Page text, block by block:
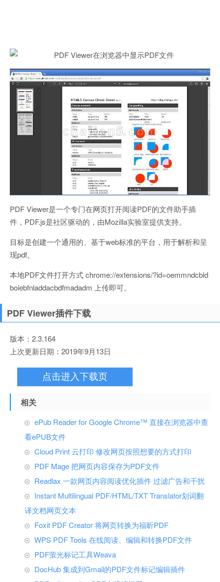
PDF Viewer是一个专门在网页打开阅读PDF的文件助手插
件，PDF.js是社区驱动的，由Mozilla实验室提供支持。
目标是创建一个通用的、基于web标准的平台，用于解析和呈
现pdf。
本地PDF文件打开方式 chrome://extensions/?id=oemmndcbld
boiebfnladdacbdfmadadm 上传即可。
PDF Viewer插件下载
版本：2.3.164
上次更新日期：2019年9月13日
点击进入下载页
相关
ePub Reader for Google Chrome™ 直接在浏览器中查
看ePUB文件
Cloud Print 云打印 修改网页按照想要的方式打印
PDF Mage 把网页内容保存为PDF文件
Readlax 一款网页内容阅读优化插件 过滤广告和干扰
Instant Multilingual PDF/HTML/TXT Translator划词翻
译文档网页文本
Foxit PDF Creator 将网页转换为福昕PDF
WPS PDF Tools 在线阅读、编辑和转换PDF文件
PDF萤光标记工具Weava
DocHub 集成到Gmail的PDF文件标记编辑插件